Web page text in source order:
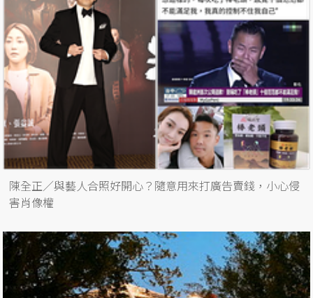
陳全正／與藝人合照好開心？隨意用來打廣告賣錢，小心侵
害肖像權